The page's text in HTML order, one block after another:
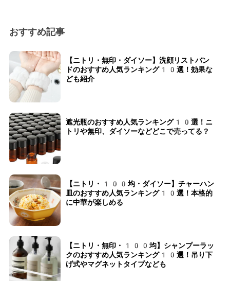
おすすめ記事
【ニトリ・無印・ダイソー】洗顔リストバン
ドのおすすめ人気ランキング10選！効果な
ども紹介
遮光瓶のおすすめ人気ランキング10選！ニ
トリや無印、ダイソーなどどこで売ってる？
【ニトリ・100均・ダイソー】チャーハン
皿のおすすめ人気ランキング10選！本格的
に中華が楽しめる
【ニトリ・無印・100均】シャンプーラッ
クのおすすめ人気ランキング10選！吊り下
げ式やマグネットタイプなども